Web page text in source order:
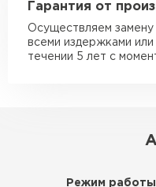
Манипулятор до 10
макс. длина груза
Манипулятор до 15
Гарантия от
Осуществляем
всеми издержками или
течении 5 лет с
Режим